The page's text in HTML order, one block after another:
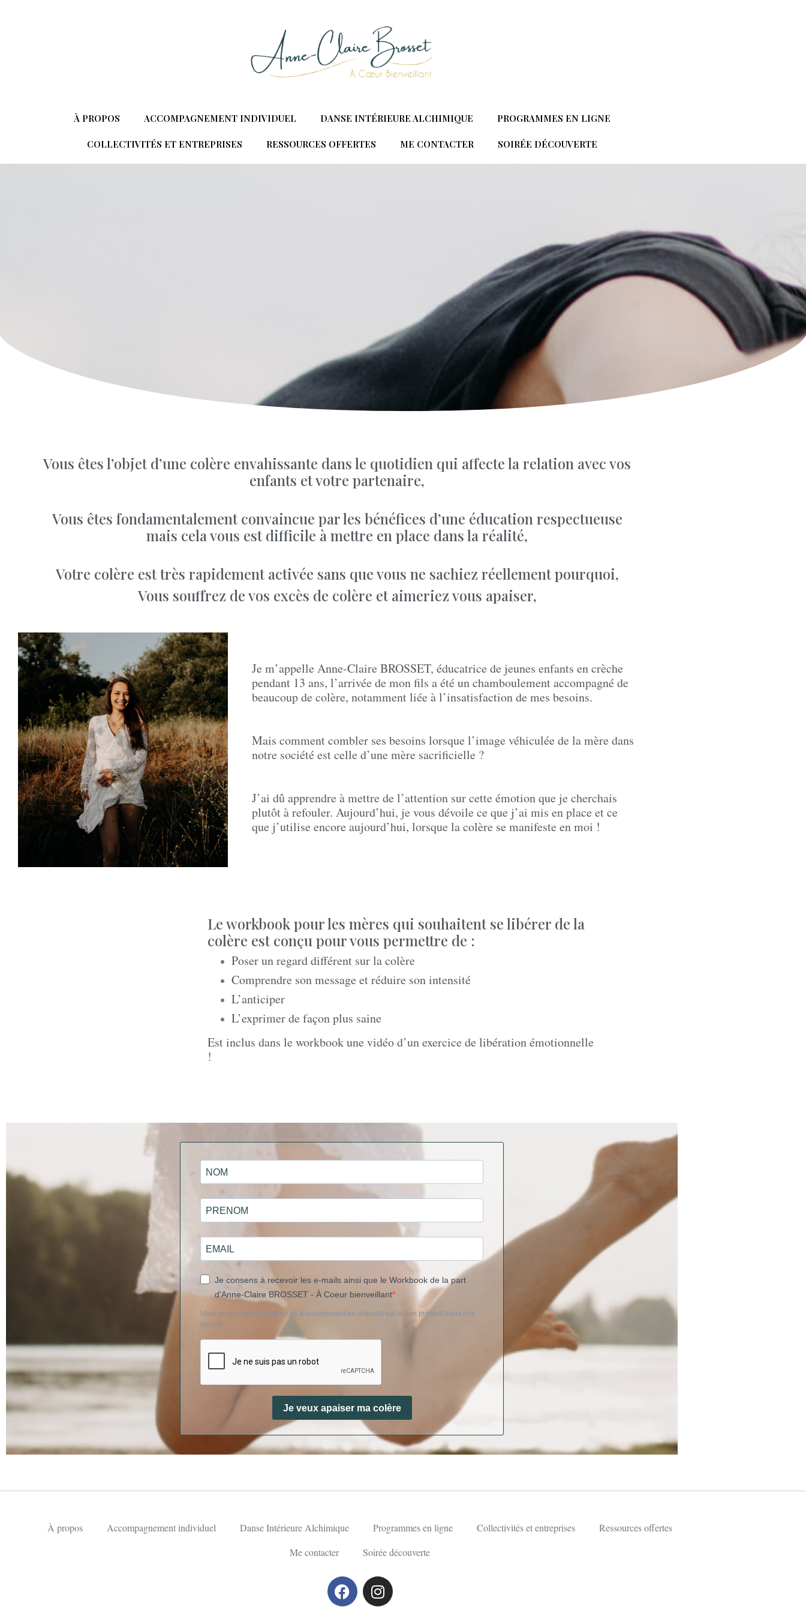
À PROPOS ACCOMPAGNEMENT INDIVIDUEL DANSE INTÉRIEURE ALCHIMIQUE PROGRAMMES EN LIGNE
COLLECTIVITÉS ET ENTREPRISES RESSOURCES OFFERTES ME CONTACTER SOIRÉE DÉCOUVERTE
Vous êtes l’objet d’une colère envahissante dans le quotidien qui affecte la relation avec vos
enfants et votre partenaire,
Vous êtes fondamentalement convaincue par les bénéfices d’une éducation respectueuse
mais cela vous est difficile à mettre en place dans la réalité,
Votre colère est très rapidement activée sans que vous ne sachiez réellement pourquoi,
Vous souffrez de vos excès de colère et aimeriez vous apaiser,
Je m’appelle Anne-Claire BROSSET, éducatrice de jeunes enfants en crèche
pendant 13 ans, l’arrivée de mon fils a été un chamboulement accompagné de
beaucoup de colère, notamment liée à l’insatisfaction de mes besoins.
Mais comment combler ses besoins lorsque l’image véhiculée de la mère dans
notre société est celle d’une mère sacrificielle ?
J’ai dû apprendre à mettre de l’attention sur cette émotion que je cherchais
plutôt à refouler. Aujourd’hui, je vous dévoile ce que j’ai mis en place et ce
que j’utilise encore aujourd’hui, lorsque la colère se manifeste en moi !
Le workbook pour les mères qui souhaitent se libérer de la
colère est conçu pour vous permettre de :
Poser un regard différent sur la colère
Comprendre son message et réduire son intensité
L’anticiper
L’exprimer de façon plus saine
Est inclus dans le workbook une vidéo d’un exercice de libération émotionnelle
!
Je consens à recevoir les e-mails ainsi que le Workbook de la part
d'Anne-Claire BROSSET - À Coeur bienveillant
Vous pouvez vous désinscrire à tout moment en cliquant sur le lien présent dans nos
emails.
Je veux apaiser ma colère
À propos Accompagnement individuel Danse Intérieure Alchimique Programmes en ligne Collectivités et entreprises
Ressources offertes
Me contacter
Soirée découverte